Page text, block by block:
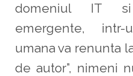
domeniul IT
emergente,
umana va renunta
de autor”, nimeni